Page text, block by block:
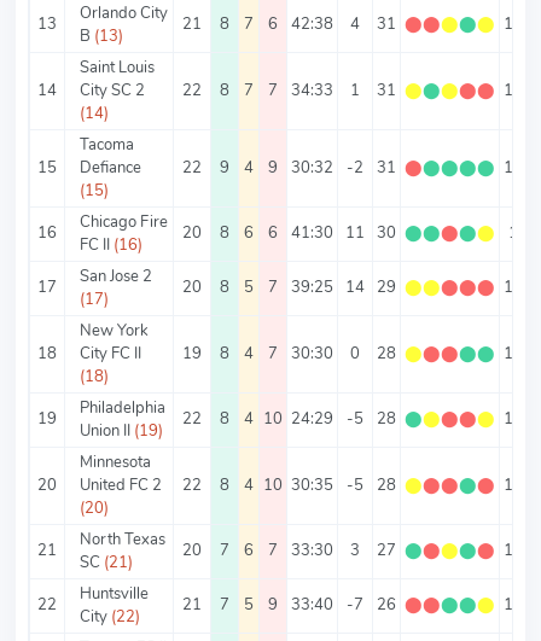
13
Orlando City
B (13)
21 8 7 6 42:38 4 31 ⬤⬤⬤⬤⬤ 1.48
14
Saint Louis
City SC 2
(14)
22 8 7 7 34:33 1 31 ⬤⬤⬤⬤⬤ 1.41
15
Tacoma
Defiance
(15)
22 9 4 9 30:32 -2 31 ⬤⬤⬤⬤⬤ 1.41
16
Chicago Fire
FC II (16)
20 8 6 6 41:30 11 30 ⬤⬤⬤⬤⬤ 1.5
17
San Jose 2
(17)
20 8 5 7 39:25 14 29 ⬤⬤⬤⬤⬤ 1.45
18
New York
City FC II
(18)
19 8 4 7 30:30 0 28 ⬤⬤⬤⬤⬤ 1.47
19
Philadelphia
Union II (19)
22 8 4 10 24:29 -5 28 ⬤⬤⬤⬤⬤ 1.27
20
Minnesota
United FC 2
(20)
22 8 4 10 30:35 -5 28 ⬤⬤⬤⬤⬤ 1.27
21
North Texas
SC (21)
20 7 6 7 33:30 3 27 ⬤⬤⬤⬤⬤ 1.35
22
Huntsville
City (22)
21 7 5 9 33:40 -7 26 ⬤⬤⬤⬤⬤ 1.24